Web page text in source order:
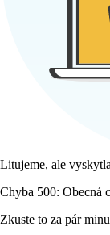
Litujeme, ale
Chyba 500: Obecná
Zkuste to za pár